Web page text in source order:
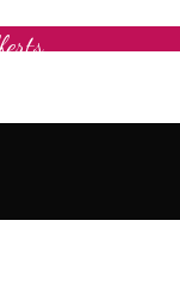
- Made in